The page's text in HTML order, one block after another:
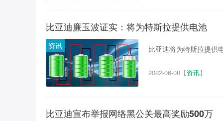
比亚迪廉玉波证实：将为特斯拉提供电池
资讯 比亚迪将为特斯拉提供
2022-06-08【资讯】
比亚迪宣布举报网络黑公关最高奖励500万